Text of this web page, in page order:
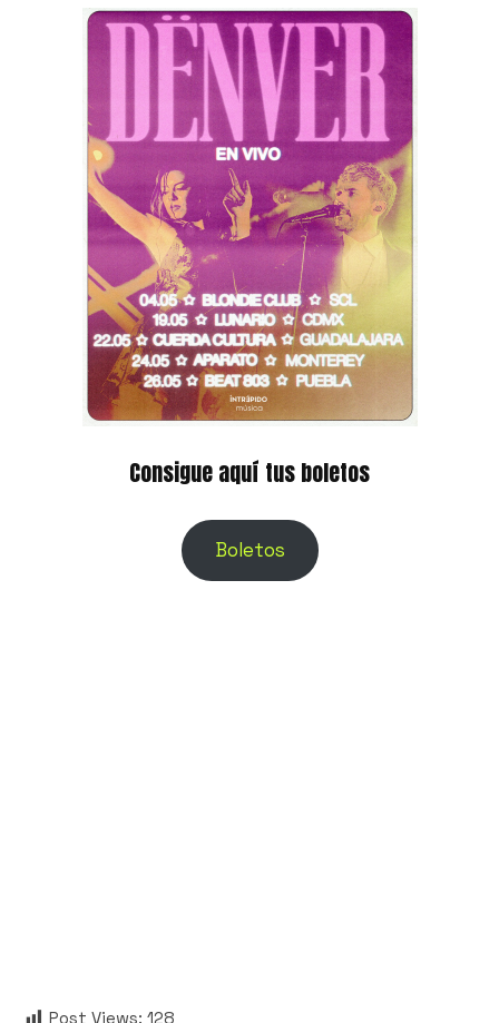
Consigue aquí tus boletos
Boletos
Post Views: 128